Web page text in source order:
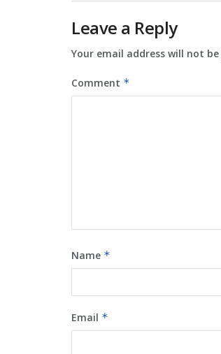
Leave a Reply
Your email address will not
Comment *
Name *
Email *